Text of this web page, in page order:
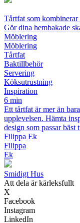
Tårtfat som
Gör dina hembakade
Möblering
Möblering
Tårtfat
Baktillbehör
Servering
Köksutrustning
Inspiration
6 min
Ett tårtfat är mer än
upplevelsen. Hämta
design som passar bäst
Filippa Ek
Filippa
Ek
Smidigt Hus
Att dela är kärleksfullt
X
Facebook
Instagram
LinkedIn